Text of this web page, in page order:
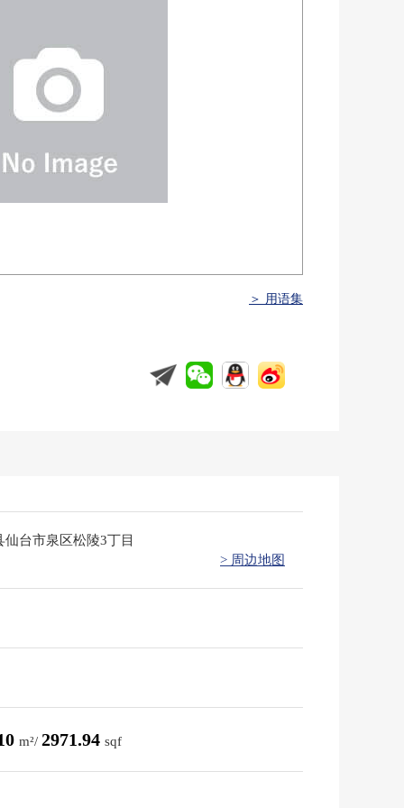
＞ 用语集
仙台市泉区松陵3丁目
> 周边地图
m²/ 2971.94 sqf